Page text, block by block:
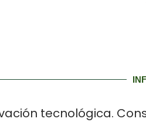
tecnológica.